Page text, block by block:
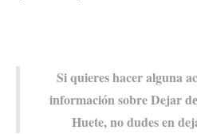
Si quieres hacer alguna
información sobre Dejar
Huete, no dudes en